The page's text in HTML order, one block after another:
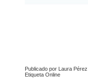
Publicado por Laura
Etiqueta Online